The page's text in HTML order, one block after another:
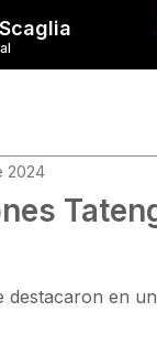
2024
destacaron en